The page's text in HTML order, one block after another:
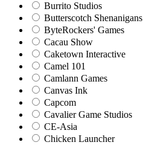
Burrito Studios
Butterscotch Shenanigans
ByteRockers' Games
Cacau Show
Caketown Interactive
Camel 101
Camlann Games
Canvas Ink
Capcom
Cavalier Game Studios
CE-Asia
Chicken Launcher